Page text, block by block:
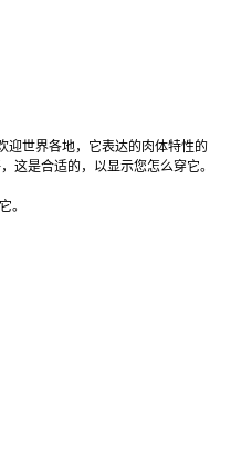
迎世界各地，它表达的肉体特性的
这是合适的，以显示您怎么穿它。
。